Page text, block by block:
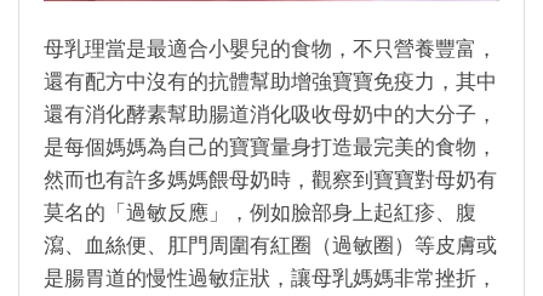
母乳理當是最適合小嬰兒的食物，不只營養豐富，
還有配方中沒有的抗體幫助增強寶寶免疫力，其中
還有消化酵素幫助腸道消化吸收母奶中的大分子，
是每個媽媽為自己的寶寶量身打造最完美的食物，
然而也有許多媽媽餵母奶時，觀察到寶寶對母奶有
莫名的「過敏反應」，例如臉部身上起紅疹、腹
瀉、血絲便、肛門周圍有紅圈（過敏圈）等皮膚或
是腸胃道的慢性過敏症狀，讓母乳媽媽非常挫折，